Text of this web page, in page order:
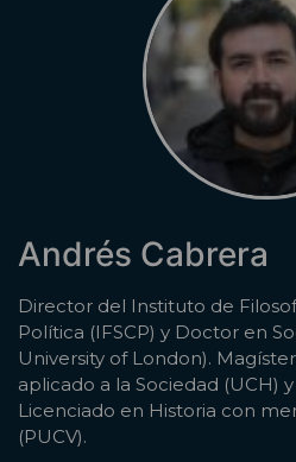
Andrés Cabrera
Director del Instituto de
Política (IFSCP) y Doctor en
University of London).
aplicado a la Sociedad (UCH)
Licenciado en Historia con
(PUCV).